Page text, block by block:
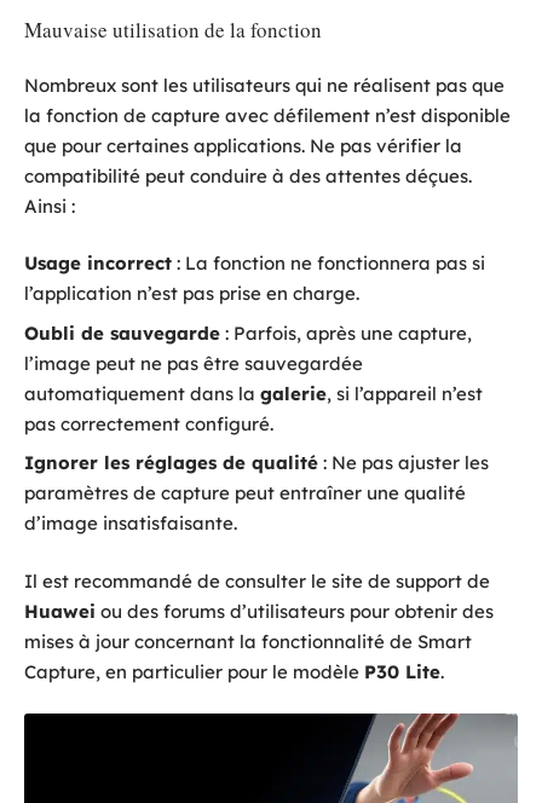
Mauvaise utilisation de la fonction
Nombreux sont les utilisateurs qui ne réalisent pas que
la fonction de capture avec défilement n’est disponible
que pour certaines applications. Ne pas vérifier la
compatibilité peut conduire à des attentes déçues.
Ainsi :
Usage incorrect : La fonction ne fonctionnera pas si
l’application n’est pas prise en charge.
Oubli de sauvegarde : Parfois, après une capture,
l’image peut ne pas être sauvegardée
automatiquement dans la galerie, si l’appareil n’est
pas correctement configuré.
Ignorer les réglages de qualité : Ne pas ajuster les
paramètres de capture peut entraîner une qualité
d’image insatisfaisante.
Il est recommandé de consulter le site de support de
Huawei ou des forums d’utilisateurs pour obtenir des
mises à jour concernant la fonctionnalité de Smart
Capture, en particulier pour le modèle P30 Lite.